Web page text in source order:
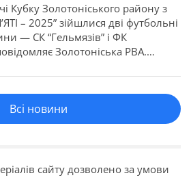
Кубку Золотоніського району з
– 2025” зійшлися дві футбольні
— СК “Гельмязів” і ФК
Золотоніська РВА.
все вирішив єдиний гол, який
команді. Вітаємо СК
перемогою! Дякуємо […]
Всі новини
сайту дозволено за умови